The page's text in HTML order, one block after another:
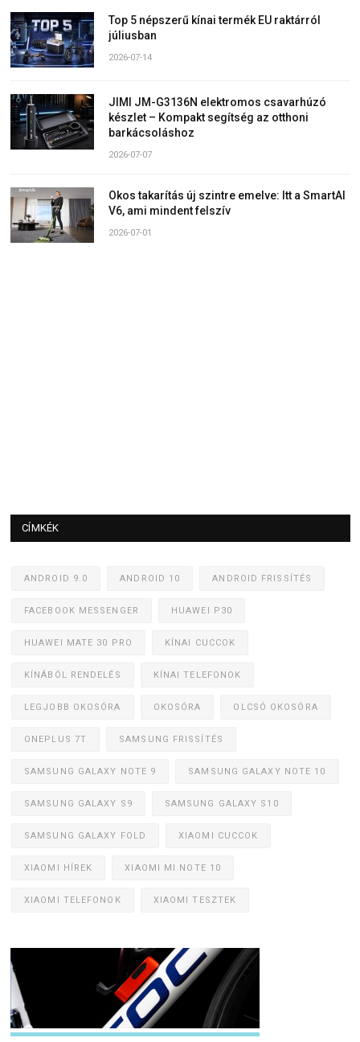
Top 5 népszerű kínai termék EU raktárról
júliusban
2026-07-14
JIMI JM-G3136N elektromos csavarhúzó
készlet – Kompakt segítség az otthoni
barkácsoláshoz
2026-07-07
Okos takarítás új szintre emelve: Itt a SmartAI
V6, ami mindent felszív
2026-07-01
CÍMKÉK
ANDROID 9.0 ANDROID 10 ANDROID FRISSÍTÉS
FACEBOOK MESSENGER HUAWEI P30
HUAWEI MATE 30 PRO KÍNAI CUCCOK
KÍNÁBÓL RENDELÉS KÍNAI TELEFONOK
LEGJOBB OKOSÓRA OKOSÓRA OLCSÓ OKOSÓRA
ONEPLUS 7T SAMSUNG FRISSÍTÉS
SAMSUNG GALAXY NOTE 9 SAMSUNG GALAXY NOTE 10
SAMSUNG GALAXY S9 SAMSUNG GALAXY S10
SAMSUNG GALAXY FOLD XIAOMI CUCCOK
XIAOMI HÍREK XIAOMI MI NOTE 10
XIAOMI TELEFONOK XIAOMI TESZTEK